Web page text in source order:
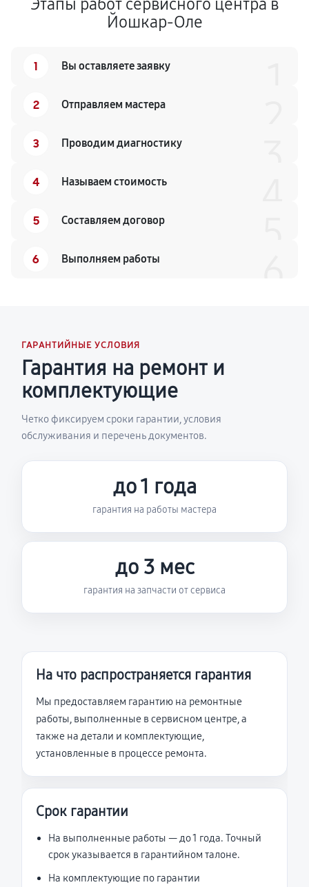
Этапы работ сервисного центра в
Йошкар-Оле
1 Вы оставляете заявку
2 Отправляем мастера
3 Проводим диагностику
4 Называем стоимость
5 Составляем договор
6 Выполняем работы
ГАРАНТИЙНЫЕ УСЛОВИЯ
Гарантия на ремонт и
комплектующие
Четко фиксируем сроки гарантии, условия
обслуживания и перечень документов.
до 1 года
гарантия на работы мастера
до 3 мес
гарантия на запчасти от сервиса
На что распространяется гарантия
Мы предоставляем гарантию на ремонтные
работы, выполненные в сервисном центре, а
также на детали и комплектующие,
установленные в процессе ремонта.
Срок гарантии
На выполненные работы — до 1 года. Точный
срок указывается в гарантийном талоне.
На комплектующие по гарантии